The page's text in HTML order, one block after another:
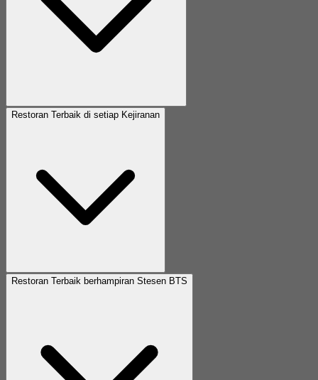
Restoran Terbaik di setiap Kejiranan
Restoran Terbaik berhampiran Stesen BTS